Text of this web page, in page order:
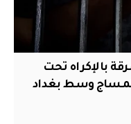
بالإكراه تحت
وسط بغداد